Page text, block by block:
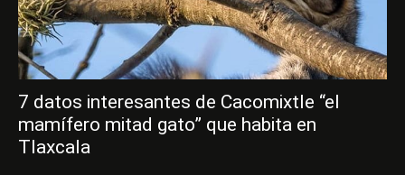
7 datos interesantes de Cacomixtle “el
mamífero mitad gato” que habita en
Tlaxcala